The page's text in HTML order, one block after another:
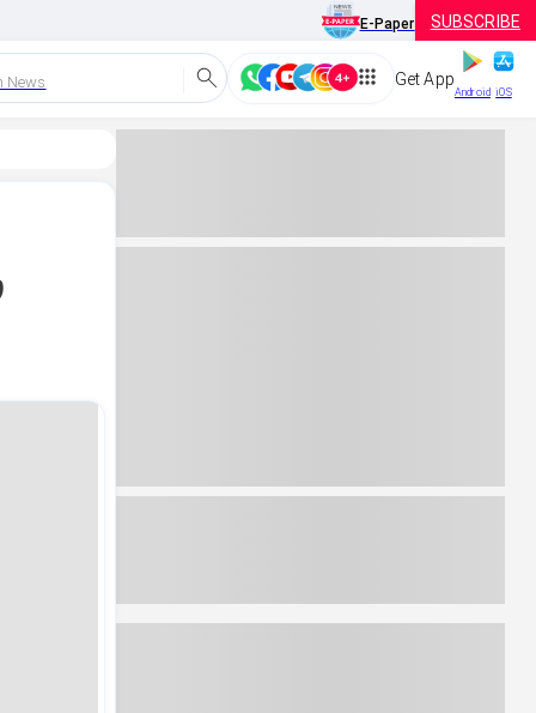
E-Paper SUBSCRIBE
News Get App
Android iOS